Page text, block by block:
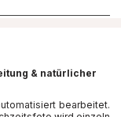
& natürlicher
bearbeitet.